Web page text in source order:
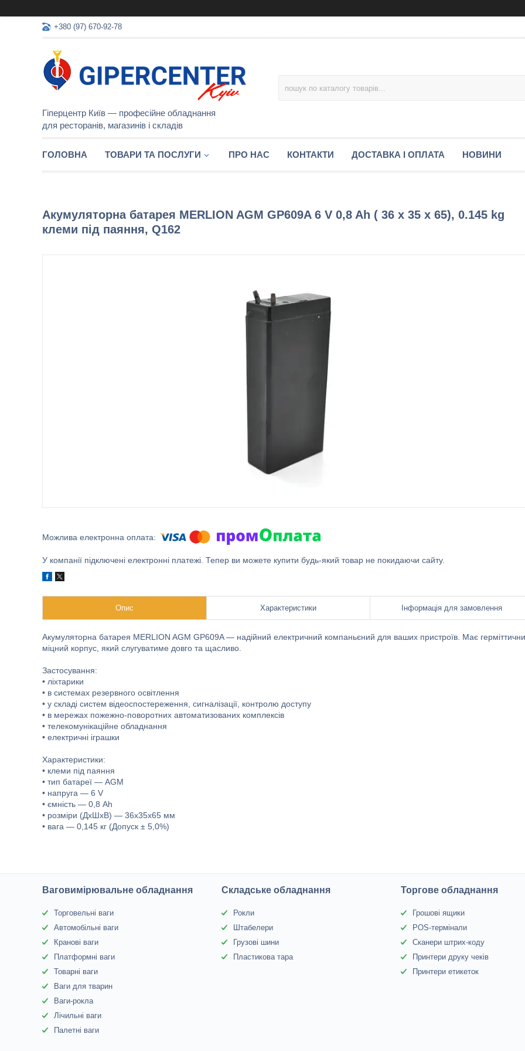
+380 (97) 670-92-78
Гіперцентр Київ — професійне обладнання
для ресторанів, магазинів і складів
ГОЛОВНА ТОВАРИ ТА ПОСЛУГИ ПРО НАС КОНТАКТИ ДОСТАВКА І ОПЛАТА НОВИНИ
Акумуляторна батарея MERLION AGM GP609A 6 V 0,8 Ah ( 36 x 35 x 65), 0.145 kg
клеми під паяння, Q162
У компанії підключені електронні платежі. Тепер ви можете купити будь-який товар не покидаючи сайту.
Опис Характеристики Інформація для замовлення
Акумуляторна батарея MERLION AGM GP609A — надійний електричний компаньєний для ваших пристроїв. Має
міцний корпус, який слугуватиме довго та щасливо.
Застосування:
• ліхтарики
• в системах резервного освітлення
• у складі систем відеоспостереження, сигналізації, контролю доступу
• в мережах пожежно-поворотних автоматизованих комплексів
• телекомунікаційне обладнання
• електричні іграшки
Характеристики:
• клеми під паяння
• тип батареї — AGM
• напруга — 6 V
• ємність — 0,8 Ah
• розміри (ДхШхВ) — 36x35x65 мм
• вага — 0,145 кг (Допуск ± 5,0%)
Ваговимірювальне обладнання
Торговельні ваги
Автомобільні ваги
Кранові ваги
Платформні ваги
Товарні ваги
Ваги для тварин
Ваги-рокла
Лічильні ваги
Палетні ваги
Складське обладнання
Рокли
Штабелери
Грузові шини
Пластикова тара
Торгове обладнання
Грошові ящики
POS-термінали
Сканери штрих-коду
Принтери друку чеків
Принтери етикеток